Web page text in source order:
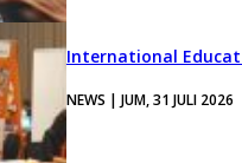
International
NEWS | JUM, 31 JULI 2026